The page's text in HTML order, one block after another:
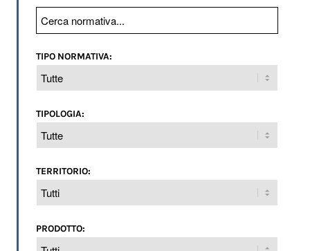
TIPO NORMATIVA:
TIPOLOGIA:
TERRITORIO:
PRODOTTO: